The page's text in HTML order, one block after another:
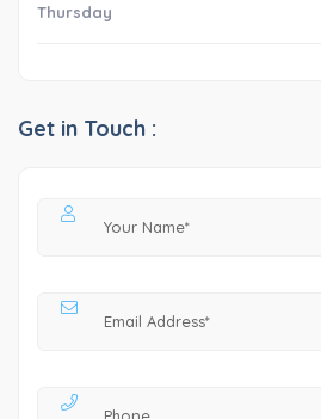
Thursday
Get in Touch :